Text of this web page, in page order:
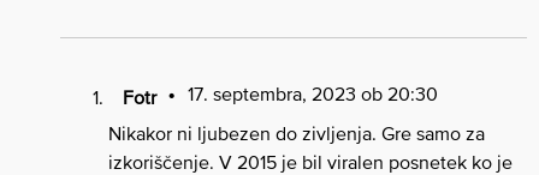
Fotr
17. septembra, 2023 ob 20:30
Nikakor ni ljubezen do zivljenja. Gre samo za
izkoriščenje. V 2015 je bil viralen posnetek ko je